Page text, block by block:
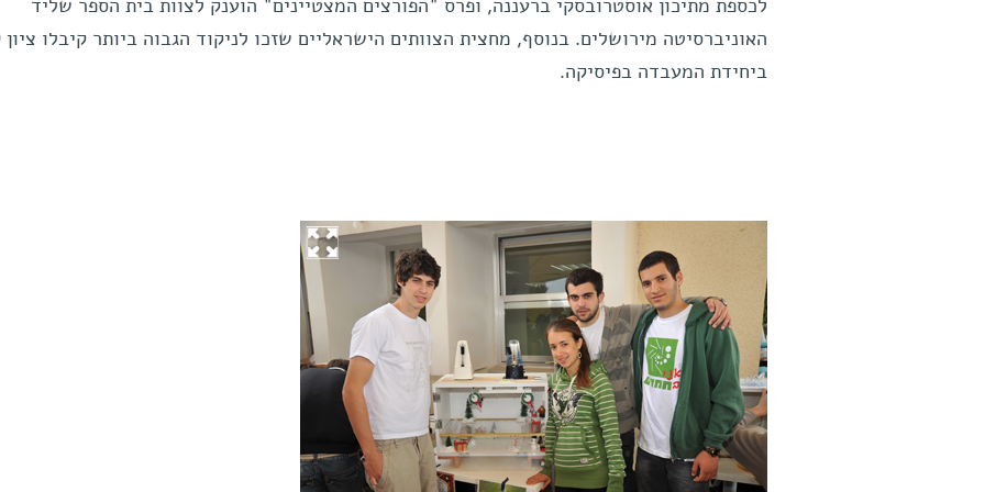
לכספת מתיכון אוסטרובסקי ברעננה, ופרס "הפורצים המצטיינים" הוענק לצוות בית הספר שליד
ביחידת המעבדה בפיסיקה.